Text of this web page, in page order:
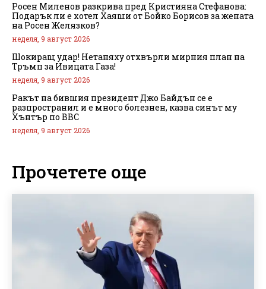
Росен Миленов разкрива пред Кристияна Стефанова:
Подарък ли е хотел Хаяши от Бойко Борисов за жената
на Росен Желязков?
неделя, 9 август 2026
Шокиращ удар! Нетаняху отхвърли мирния план на
Тръмп за Ивицата Газа!
неделя, 9 август 2026
Ракът на бившия президент Джо Байдън се е
разпространил и е много болезнен, казва синът му
Хънтър по BBC
неделя, 9 август 2026
Прочетете още